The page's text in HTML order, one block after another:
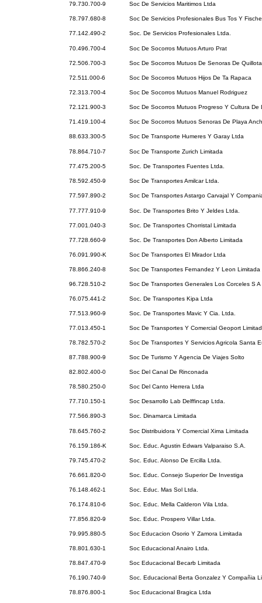
79.730.700-9 Soc De Servicios Maritimos Ltda
78.797.680-8 Soc De Servicios Profesionales Bus Tos Y
77.142.490-2 Soc. De Servicios Profesionales Ltda.
70.496.700-4 Soc De Socorros Mutuos Arturo Prat
72.506.700-3 Soc De Socorros Mutuos De Senoras De Quillota
72.511.000-6 Soc De Socorros Mutuos Hijos De Ta Rapaca
72.313.700-4 Soc De Socorros Mutuos Manuel Rodriguez
72.121.900-3 Soc De Socorros Mutuos Progreso Y Cultura De
71.419.100-4 Soc De Socorros Mutuos Senoras De Playa
88.633.300-5 Soc De Transporte Humeres Y Garay Ltda
78.864.710-7 Soc De Transporte Zurich Limitada
77.475.200-5 Soc. De Transportes Fuentes Ltda.
78.592.450-9 Soc De Transportes Amilcar Ltda.
77.597.890-2 Soc De Transportes Astargo Carvajal Y
77.777.910-9 Soc. De Transportes Brito Y Jeldes Ltda.
77.001.040-3 Soc. De Transportes Chorristal Limitada
77.728.660-9 Soc. De Transportes Don Alberto Limitada
76.091.990-K Soc De Transportes El Mirador Ltda
78.866.240-8 Soc De Transportes Fernandez Y Leon Limitada
96.728.510-2 Soc De Transportes Generales Los Corceles S A
76.075.441-2 Soc. De Transportes Kipa Ltda
77.513.960-9 Soc. De Transportes Mavic Y Cia. Ltda.
77.013.450-1 Soc De Transportes Y Comercial Geoport
78.782.570-2 Soc De Transportes Y Servicios Agricola Santa
87.788.900-9 Soc De Turismo Y Agencia De Viajes Solto
82.802.400-0 Soc Del Canal De Rinconada
78.580.250-0 Soc Del Canto Herrera Ltda
77.710.150-1 Soc Desarrollo Lab Delffincap Ltda.
77.566.890-3 Soc. Dinamarca Limitada
78.645.760-2 Soc Distribuidora Y Comercial Xima Limitada
76.159.186-K Soc. Educ. Agustin Edwars Valparaiso S.A.
79.745.470-2 Soc. Educ. Alonso De Ercilla Ltda.
76.661.820-0 Soc. Educ. Consejo Superior De Investiga
76.148.462-1 Soc. Educ. Mas Sol Ltda.
76.174.810-6 Soc. Educ. Mella Calderon Vila Ltda.
77.856.820-9 Soc. Educ. Prospero Villar Ltda.
79.995.880-5 Soc Educacion Osorio Y Zamora Limitada
78.801.630-1 Soc Educacional Anairo Ltda.
78.847.470-9 Soc Educacional Becarb Limitada
76.190.740-9 Soc. Educacional Berta Gonzalez Y Compañia
78.876.800-1 Soc Educacional Bragica Ltda